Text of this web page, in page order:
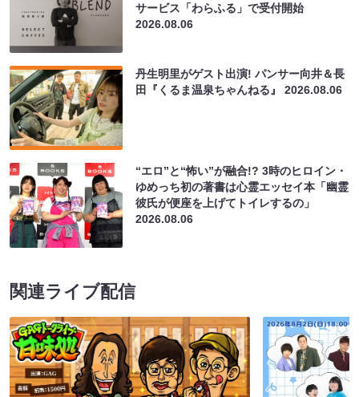
サービス「わらふる」で受付開始
2026.08.06
丹生明里がゲスト出演! パンサー向井＆長
田『くるま温泉ちゃんねる』2026.08.06
“エロ”と“怖い”が融合!? 3時のヒロイン・
ゆめっち初の著書は心霊エッセイ本「幽霊
彼氏が便座を上げてトイレするの」
2026.08.06
関連ライブ配信